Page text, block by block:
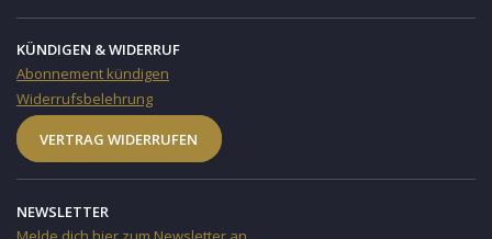
KÜNDIGEN & WIDERRUF
Abonnement kündigen
Widerrufsbelehrung
VERTRAG WIDERRUFEN
NEWSLETTER